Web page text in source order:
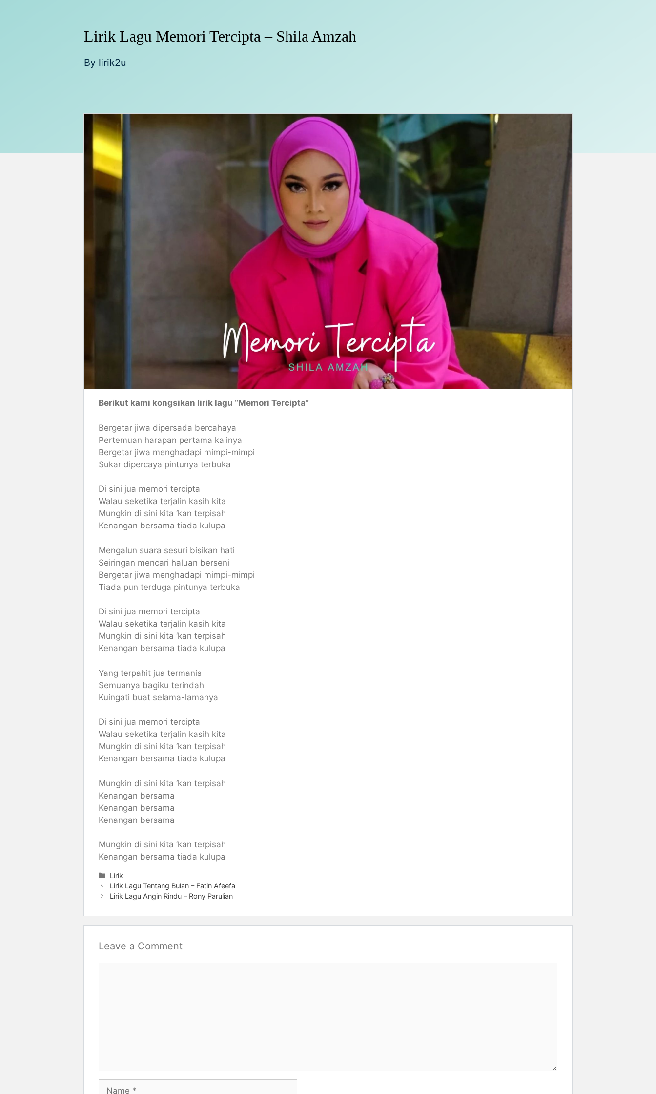
Lirik Lagu Memori Tercipta – Shila Amzah
By lirik2u
Berikut kami kongsikan lirik lagu “Memori Tercipta”
Bergetar jiwa dipersada bercahaya
Pertemuan harapan pertama kalinya
Bergetar jiwa menghadapi mimpi-mimpi
Sukar dipercaya pintunya terbuka
Di sini jua memori tercipta
Walau seketika terjalin kasih kita
Mungkin di sini kita ‘kan terpisah
Kenangan bersama tiada kulupa
Mengalun suara sesuri bisikan hati
Seiringan mencari haluan berseni
Bergetar jiwa menghadapi mimpi-mimpi
Tiada pun terduga pintunya terbuka
Di sini jua memori tercipta
Walau seketika terjalin kasih kita
Mungkin di sini kita ‘kan terpisah
Kenangan bersama tiada kulupa
Yang terpahit jua termanis
Semuanya bagiku terindah
Kuingati buat selama-lamanya
Di sini jua memori tercipta
Walau seketika terjalin kasih kita
Mungkin di sini kita ‘kan terpisah
Kenangan bersama tiada kulupa
Mungkin di sini kita ‘kan terpisah
Kenangan bersama
Kenangan bersama
Kenangan bersama
Mungkin di sini kita ‘kan terpisah
Kenangan bersama tiada kulupa
Categories
Lirik
Lirik Lagu Tentang Bulan – Fatin Afeefa
Lirik Lagu Angin Rindu – Rony Parulian
Leave a Comment